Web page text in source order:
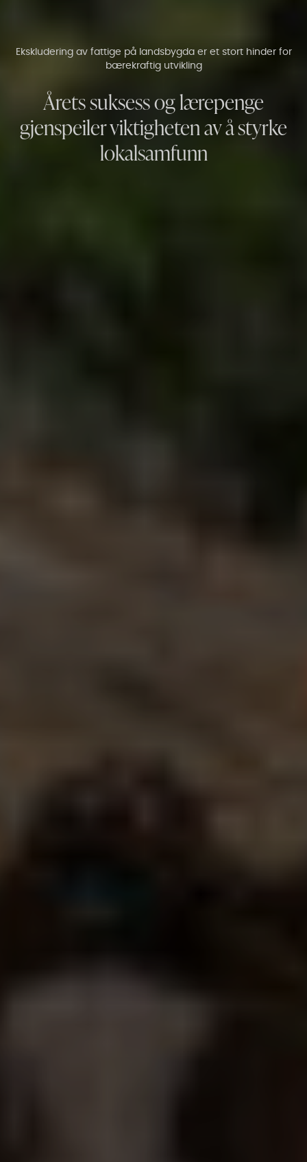
Ekskludering av fattige på landsbygda er et stort hinder for
bærekraftig utvikling
Årets suksess og lærepenge
gjenspeiler viktigheten av å styrke
lokalsamfunn